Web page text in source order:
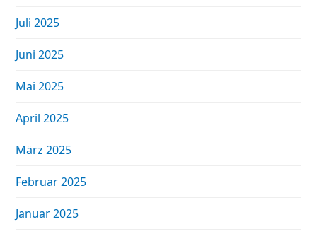
Juli 2025
Juni 2025
Mai 2025
April 2025
März 2025
Februar 2025
Januar 2025